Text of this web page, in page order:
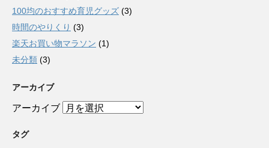
100均のおすすめ育児グッズ (3)
時間のやりくり (3)
楽天お買い物マラソン (1)
未分類 (3)
アーカイブ
アーカイブ
タグ